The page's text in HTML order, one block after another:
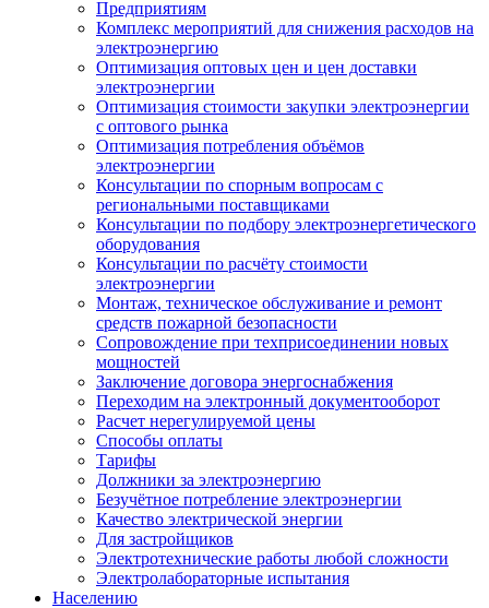
Предприятиям
Комплекс мероприятий для снижения расходов на
электроэнергию
Оптимизация оптовых цен и цен доставки
электроэнергии
Оптимизация стоимости закупки электроэнергии
с оптового рынка
Оптимизация потребления объёмов
электроэнергии
Консультации по спорным вопросам с
региональными поставщиками
Консультации по подбору электроэнергетического
оборудования
Консультации по расчёту стоимости
электроэнергии
Монтаж, техническое обслуживание и ремонт
средств пожарной безопасности
Сопровождение при техприсоединении новых
мощностей
Заключение договора энергоснабжения
Переходим на электронный документооборот
Расчет нерегулируемой цены
Способы оплаты
Тарифы
Должники за электроэнергию
Безучётное потребление электроэнергии
Качество электрической энергии
Для застройщиков
Электротехнические работы любой сложности
Электролабораторные испытания
Населению